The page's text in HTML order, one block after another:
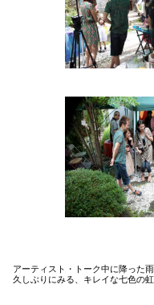
アーティスト・トーク中に降った
久しぶりにみる、キレイな七色の